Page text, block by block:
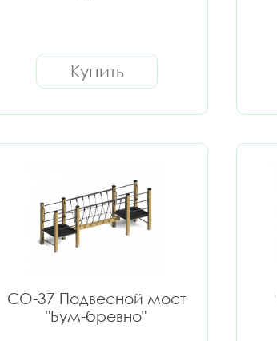
Купить
СО-37 Подвесной мост
"Бум-бревно"